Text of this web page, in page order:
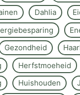
Dahlia
Gezondheid
Herfstmoeheid
Huishouden